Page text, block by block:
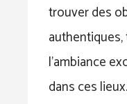
trouver des
l’ambiance
dans ces lieux.